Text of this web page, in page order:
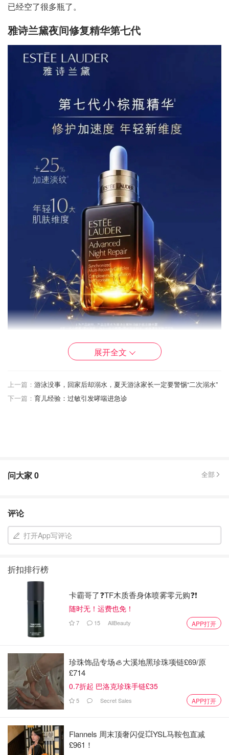
已经空了很多瓶了。
雅诗兰黛夜间修复精华第七代
图片来源：官方宣传图
受损皮肤。
我们要先了解下抗老的成分。
A醇、胜肽和玻色因三大抗老成分，是这两年前抗老界的大
红人。如果仔细研究每个成分的优缺点，想要温和高效抗
老，还真就得一-肽类。
展开全文
上一篇： 游泳没事，回家后却溺水，夏天游泳家长一定要警惕“二次溺水”
下一篇： 育儿经验：过敏引发哮喘进急诊
问大家0 全部
评论
打开App写评论
折扣排行榜
卡霸哥了❓TF木质香身体喷雾零元购❓❗
随时无！运费也免！
7 15 AllBeauty APP打开
珍珠饰品专场🦪大溪地黑珍珠项链£69/原
£714
0.7折起 巴洛克珍珠手链£35
5 Secret Sales APP打开
Flannels 周末顶奢闪促💥YSL马鞍包直减
£961！